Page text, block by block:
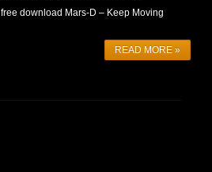
download Mars-D – Keep Moving
READ MORE »